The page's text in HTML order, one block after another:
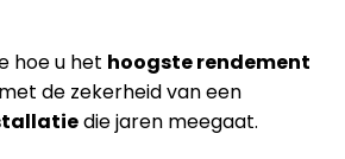
hoe u het hoogste rendement
de zekerheid van een
die jaren meegaat.